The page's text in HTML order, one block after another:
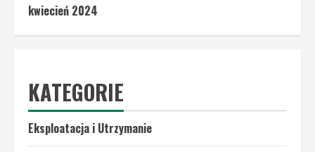
kwiecień 2024
KATEGORIE
Eksploatacja i Utrzymanie